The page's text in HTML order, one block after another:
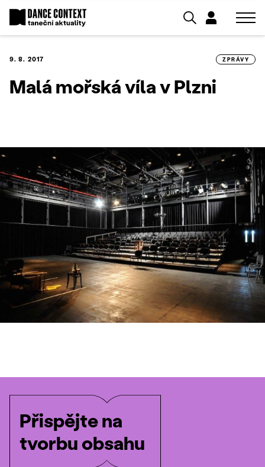
9. 8. 2017 ZPRÁVY
Malá mořská víla v Plzni
Přispějte na
tvorbu obsahu